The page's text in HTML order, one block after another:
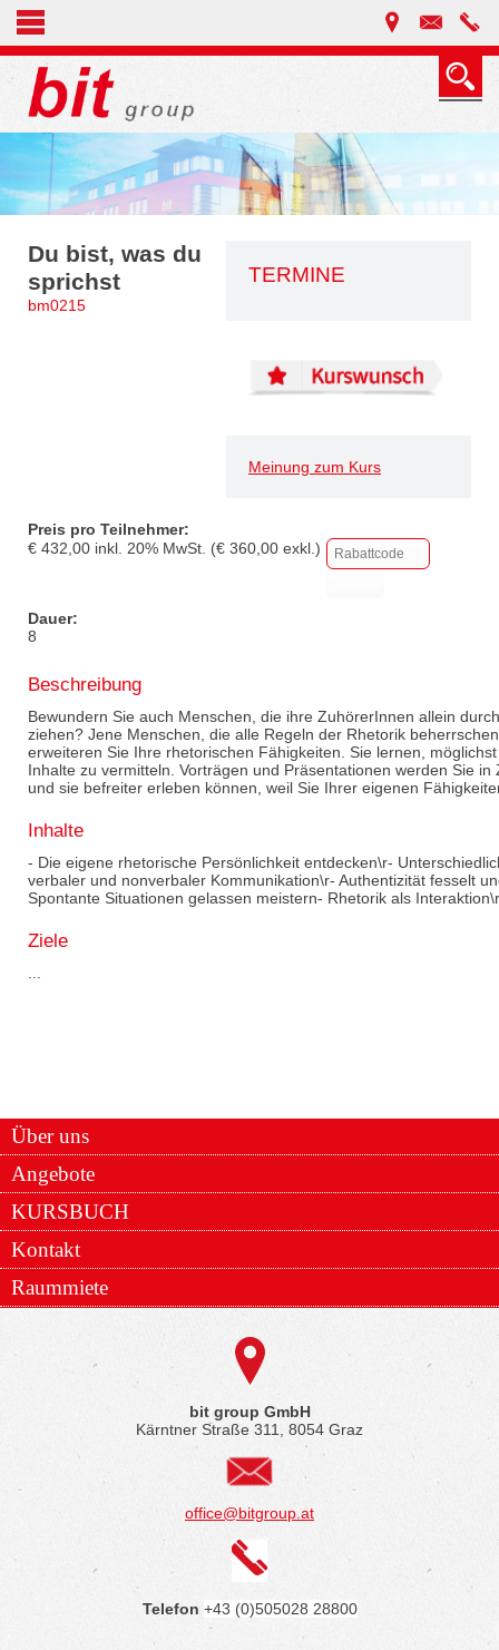
TERMINE
Meinung zum Kurs
Du bist, was du
sprichst
bm0215
Preis pro Teilnehmer:
€ 432,00 inkl. 20% MwSt. (€ 360,00 exkl.)
Dauer:
8
Beschreibung
Bewundern Sie auch Menschen, die ihre ZuhörerInnen allein
ziehen? Jene Menschen, die alle Regeln der Rhetorik
erweiteren Sie Ihre rhetorischen Fähigkeiten. Sie lernen,
Inhalte zu vermitteln. Vorträgen und Präsentationen werden Sie
und sie befreiter erleben können, weil Sie Ihrer eigenen
Inhalte
- Die eigene rhetorische Persönlichkeit entdecken\r-
verbaler und nonverbaler Kommunikation\r- Authentizität fesselt
Spontante Situationen gelassen meistern- Rhetorik als Interaktion\r
Ziele
Über uns
Angebote
KURSBUCH
Kontakt
Raummiete
bit group GmbH
Kärntner Straße 311, 8054 Graz
office@bitgroup.at
Telefon +43 (0)505028 28800